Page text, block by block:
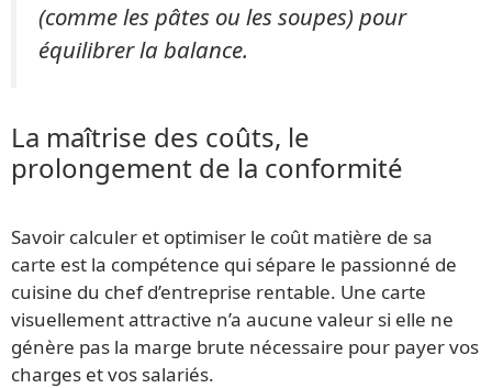
(comme les pâtes ou les soupes) pour
équilibrer la balance.
La maîtrise des coûts, le
prolongement de la conformité
Savoir calculer et optimiser le coût matière de sa
carte est la compétence qui sépare le passionné de
cuisine du chef d’entreprise rentable. Une carte
visuellement attractive n’a aucune valeur si elle ne
génère pas la marge brute nécessaire pour payer vos
charges et vos salariés.